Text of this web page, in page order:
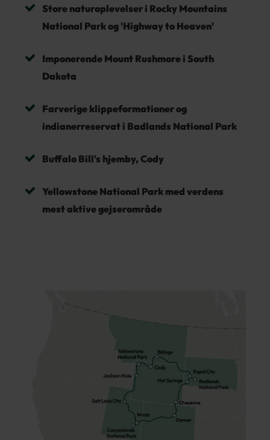
Store naturoplevelser i Rocky Mountains
National Park og 'Highway to Heaven'
Imponerende Mount Rushmore i South
Dakota
Farverige klippeformationer og
indianerreservat i Badlands National Park
Buffalo Bill's hjemby, Cody
Yellowstone National Park med verdens
mest aktive gejserområde